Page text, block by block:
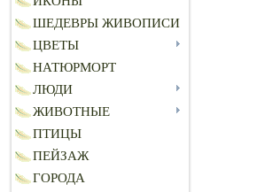
ШЕДЕВРЫ ЖИВОПИСИ
ЦВЕТЫ
НАТЮРМОРТ
ЛЮДИ
ЖИВОТНЫЕ
ПТИЦЫ
ПЕЙЗАЖ
ГОРОДА